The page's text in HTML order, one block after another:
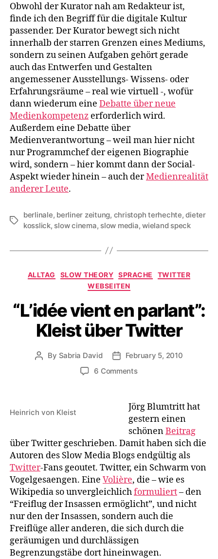
Obwohl der Kurator nah am Redakteur ist,
finde ich den Begriff für die digitale Kultur
passender. Der Kurator bewegt sich nicht
innerhalb der starren Grenzen eines Mediums,
sondern zu seinen Aufgaben gehört gerade
auch das Entwerfen und Gestalten
angemessener Ausstellungs- Wissens- oder
Erfahrungsräume – real wie virtuell -, wofür
dann wiederum eine Debatte über neue
Medienkompetenz erforderlich wird.
Außerdem eine Debatte über
Medienverantwortung – weil man hier nicht
nur Programmchef der eigenen Biographie
wird, sondern – hier kommt dann der Social-
Aspekt wieder hinein – auch derMedienrealität
anderer Leute.
Tags
berlinale, berliner zeitung, christoph terhechte,dieter
kosslick, slow cinema, slow media,wieland speck
Categories
ALLTAG SLOW THEORY SPRACHE
TWITTER
WEBSEITEN
“L’idée vient en parlant”:
Kleist über Twitter
Post
By Sabria David
PostFebruary 5, 2010
6 Commentson
parlant”:
Kleist
über
Twitter
Heinrich von Kleist
Jörg Blumtritt hat
gestern einen
schönenBeitrag
über Twitter geschrieben. Damit haben sich die
Autoren des Slow Media Blogs endgültig als
Twitter-Fans geoutet. Twitter, ein Schwarm von
Vogelgesaengen. Eine Volière, die – wie es
Wikipedia so unvergleichlichformuliert– den
“Freiflug der Insassen ermöglicht”, und nicht
nur den der Insassen, sondern auch die
Freiflüge aller anderen, die sich durch die
geräumigen und durchlässigen
Begrenzungstäbe dort hineinwagen.